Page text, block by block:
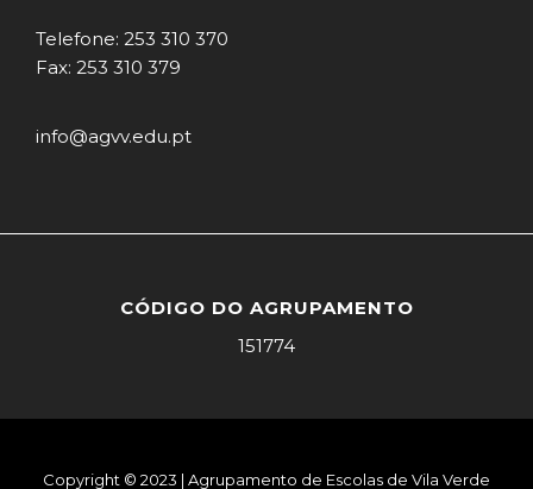
Telefone: 253 310 370
Fax: 253 310 379
info@agvv.edu.pt
CÓDIGO DO AGRUPAMENTO
151774
Copyright © 2023 | Agrupamento de Escolas de Vila Verde